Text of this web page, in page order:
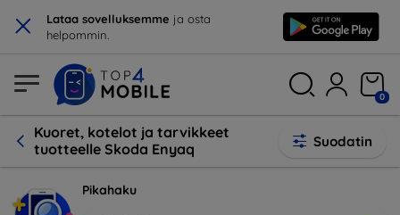
× Lataa sovelluksemme ja osta
helpommin.
0
Kuoret, kotelot ja tarvikkeet
tuotteelle Skoda Enyaq
Suodatin
Pikahaku